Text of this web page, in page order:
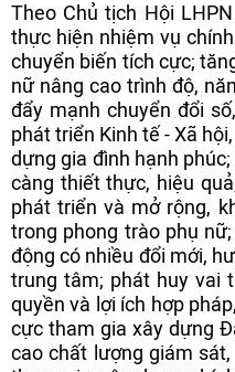
Theo Chủ tịch Hội
thực hiện nhiệm vụ
chuyển biến tích cực;
nữ nâng cao trình độ,
đẩy mạnh chuyển đổi
phát triển Kinh tế - Xã
dựng gia đình hạnh
càng thiết thực, hiệu
phát triển và mở rộng,
trong phong trào phụ
động có nhiều đổi mới,
trung tâm; phát huy vai
quyền và lợi ích hợp
cực tham gia xây dựng
cao chất lượng giám